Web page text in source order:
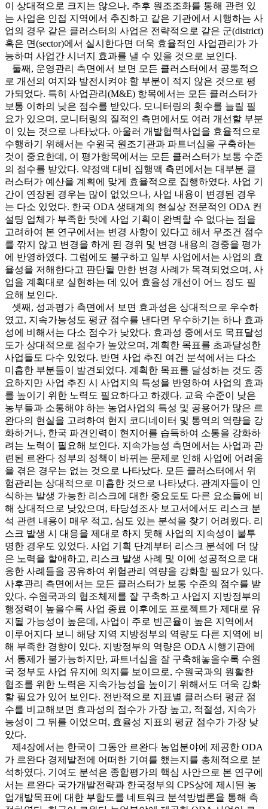
이 상대적으로 크지는 않으나, 추후 원조조화를 통해 관련 있
는 사업은 인접 지역에서 추진하고 같은 기관에서 시행하는 사
업의 경우 같은 클러스터의 사업은 전략적으로 같은 군(district)
혹은 면(sector)에서 실시한다면 더욱 효율적인 사업관리가 가
능하며 사업간 시너지 효과를 낼 수 있을 것으로 보인다.
둘째, 운영관리 측면에서 보면 모든 클러스터에서 공통적으
로 개선의 여지와 발전시켜야 할 부분이 적지 않은 것으로 평
가되었다. 특히 사업관리(M&E) 항목에서는 모든 클러스터가
보통 이하의 낮은 점수를 받았다. 모니터링의 횟수를 늘릴 필
요가 있으며, 모니터링의 질적인 측면에서도 여러 개선할 부분
이 있는 것으로 나타났다. 아울러 개발협력사업을 효율적으로
수행하기 위해서는 수원국 원조기관과 파트너십을 구축하는
것이 중요한데, 이 평가항목에서는 모든 클러스터가 보통 수준
의 점수를 받았다. 약정액 대비 집행액 측면에서는 대부분 클
러스터가 예산을 계획에 맞게 효율적으로 집행하였다. 사업 기
간이 연장된 경우는 많이 없었으나, 사업 내용이 변경된 경우
는 다소 있었다. 한국 ODA 생태계의 현실상 전문적인 ODA 컨
설팅 업체가 부족한 탓에 사업 기획이 완벽할 수 없다는 점을
고려하여 본 연구에서는 변경 사항이 있다고 해서 무조건 점수
를 깎지 않고 변경을 하게 된 경위 및 변경 내용의 경중을 평가
에 반영하였다. 그럼에도 불구하고 일부 사업에서는 사업의 효
율성을 저해한다고 판단될 만한 변경 사례가 목격되었으며, 사
업을 계획대로 실현하는 데 있어 효율성 개선이 어느 정도 필
요해 보인다.
셋째, 성과평가 측면에서 보면 효과성은 상대적으로 우수하
였고, 지속가능성도 평균 점수를 낸다면 우수하기는 하나 효과
성에 비해서는 다소 점수가 낮았다. 효과성 중에서도 목표달성
도가 상대적으로 점수가 높았으며, 계획한 목표를 초과달성한
사업들도 다수 있었다. 반면 사업 추진 여건 분석에서는 다소
미흡한 부분들이 발견되었다. 계획한 목표를 달성하는 것도 중
요하지만 사업 추진 시 사업지의 특성을 반영하여 사업의 효과
를 높이기 위한 노력도 필요하다고 하겠다. 교육 수준이 낮은
농부들과 소통해야 하는 농업사업의 특성 및 공용어가 많은 르
완다의 현실을 고려하여 현지 코디네이터 및 통역의 역량을 강
화하거나, 한국 파견인력이 현지어를 습득하여 소통을 강화하
려는 노력이 필요해 보인다. 지속가능성 측면에서는 사업과 관
련된 르완다 정부의 정책이 바뀌는 문제로 인해 사업에 어려움
을 겪은 경우는 없는 것으로 나타났다. 모든 클러스터에서 위
험관리는 상대적으로 미흡한 것으로 나타났다. 관계자들이 인
식하는 발생 가능한 리스크에 대한 중요도도 다른 요소들에 비
해 상대적으로 낮았으며, 타당성조사 보고서에서도 리스크 분
석 관련 내용이 매우 적고, 심도 있는 분석을 찾기 어려웠다. 리
스크 발생 시 대응을 제대로 하지 못해 사업의 지속성이 불투
명한 경우도 있었다. 사업 기획 단계부터 리스크 분석에 더 많
은 노력을 할애하고, 리스크 발생 사례 및 이에 성공적으로 대
응한 사례들을 공유하여 위험관리 역량을 강화할 필요가 있다.
사후관리 측면에서는 모든 클러스터가 보통 수준의 점수를 받
았다. 수원국과의 협조체제를 잘 구축하고 사업지 지방정부의
행정력이 높을수록 사업 종료 이후에도 프로젝트가 제대로 유
지될 가능성이 높은데, 사업이 주로 빈곤율이 높은 지역에서
이루어지다 보니 해당 지역 지방정부의 역량도 다른 지역에 비
해 부족한 경향이 있다. 지방정부의 역량은 ODA 시행기관에
서 통제가 불가능하지만, 파트너십을 잘 구축해놓을수록 수원
국 정부도 사업 유지에 의지를 보이므로, 수원국과의 원활한
협조를 위한 노력은 지속가능성을 높이기 위해서도 더욱 강화
할 필요가 있어 보인다. 전반적으로 지표별 클러스터 평균 점
수를 비교해보면 효과성의 점수가 가장 높고, 적절성, 지속가
능성이 그 뒤를 이었으며, 효율성 지표의 평균 점수가 가장 낮
았다.
제4장에서는 한국이 그동안 르완다 농업분야에 제공한 ODA
가 르완다 경제발전에 어떠한 기여를 했는지를 총체적으로 분
석하였다. 기여도 분석은 종합평가의 핵심 사안으로 본 연구에
서는 르완다 국가개발전략과 한국정부의 CPS상에 제시된 농
업개발목표에 대한 부합도를 네트워크 분석방법론을 통해 측